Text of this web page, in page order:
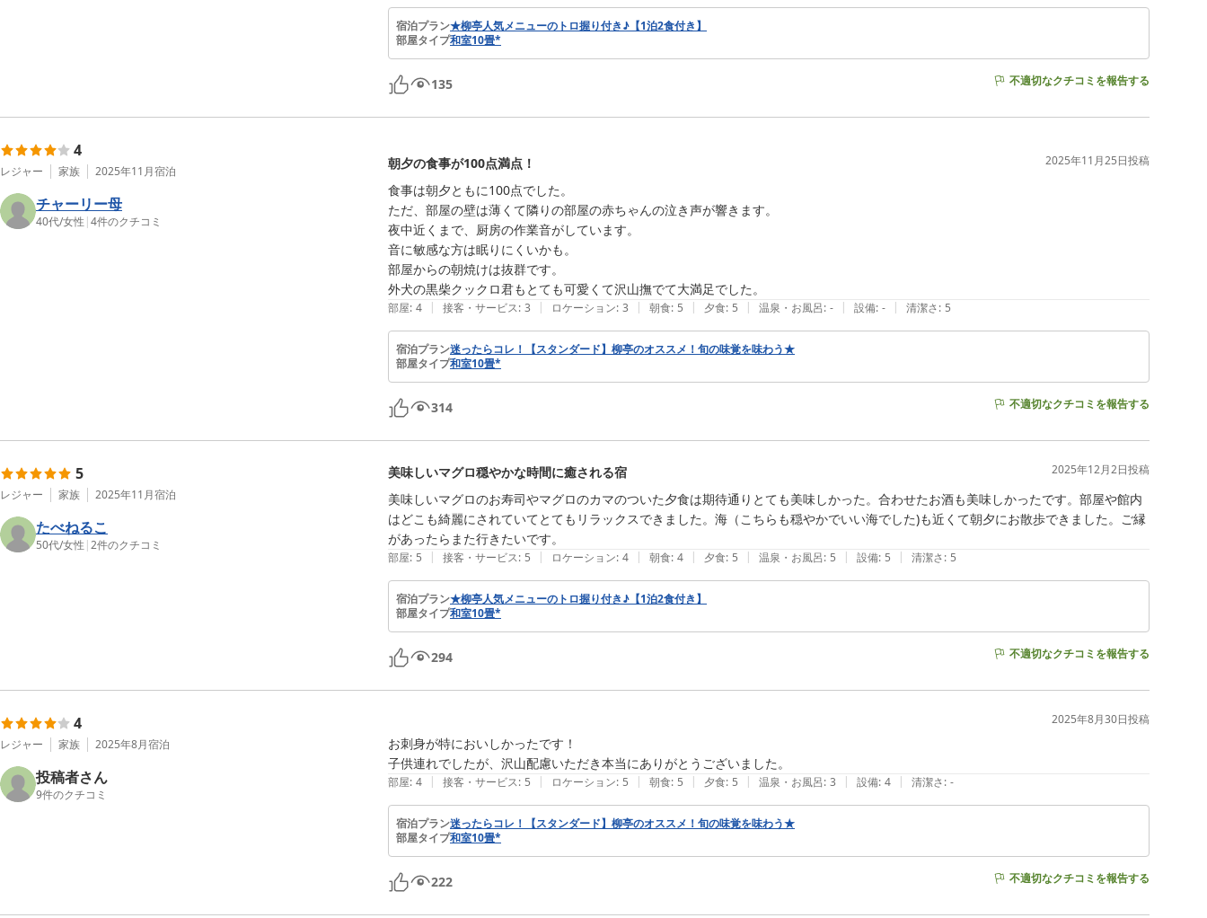
宿泊プラン★柳亭人気メニューのトロ握り付き♪【1泊2食付き】
部屋タイプ和室10畳*
135 不適切なクチコミを報告する
4
レジャー 家族 2025年11月宿泊
チャーリー母
40代/女性 |4件のクチコミ
朝夕の食事が100点満点！ 2025年11月25日投稿
食事は朝夕ともに100点でした。
ただ、部屋の壁は薄くて隣りの部屋の赤ちゃんの泣き声が響きます。
夜中近くまで、厨房の作業音がしています。
音に敏感な方は眠りにくいかも。
部屋からの朝焼けは抜群です。
部屋: 4 | 接客・サービス: 3 | ロケーション: 3 | 朝食: 5 | 夕食: 5 | 温泉・お風呂: - | 設備: - | 清潔さ: 5
宿泊プラン迷ったらコレ！【スタンダード】柳亭のオススメ！旬の味覚を味わう★
部屋タイプ和室10畳*
314 不適切なクチコミを報告する
5
レジャー 家族 2025年11月宿泊
たべねるこ
50代/女性 |2件のクチコミ
美味しいマグロ穏やかな時間に癒される宿 2025年12月2日投稿
美味しいマグロのお寿司やマグロのカマのついた夕食は期待通りとても美味しかった。合わせたお酒も美味しかったです。部屋や館内
はどこも綺麗にされていてとてもリラックスできました。海（こちらも穏やかでいい海でした)も近くて朝夕にお散歩できました。ご縁
部屋: 5 | 接客・サービス: 5 | ロケーション: 4 | 朝食: 4 | 夕食: 5 | 温泉・お風呂: 5 | 設備: 5 | 清潔さ: 5
宿泊プラン★柳亭人気メニューのトロ握り付き♪【1泊2食付き】
部屋タイプ和室10畳*
294 不適切なクチコミを報告する
4
レジャー 家族 2025年8月宿泊
投稿者さん
9件のクチコミ
2025年8月30日投稿
お刺身が特においしかったです！
子供連れでしたが、沢山配慮いただき本当にありがとうございました。
部屋: 4 | 接客・サービス: 5 | ロケーション: 5 | 朝食: 5 | 夕食: 5 | 温泉・お風呂: 3 | 設備: 4 | 清潔さ: -
宿泊プラン迷ったらコレ！【スタンダード】柳亭のオススメ！旬の味覚を味わう★
部屋タイプ和室10畳*
222 不適切なクチコミを報告する